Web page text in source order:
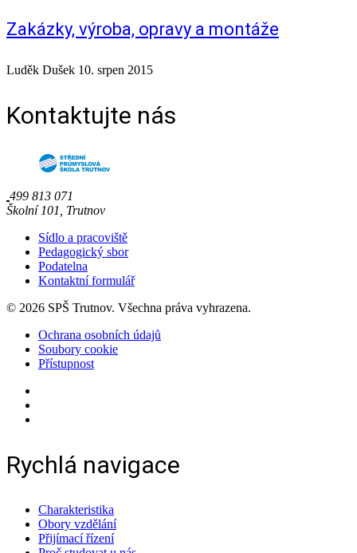
Zakázky, výroba, opravy a montáže
Luděk Dušek 10. srpen 2015
Kontaktujte nás
499 813 071
Školní 101, Trutnov
Sídlo a pracoviště
Pedagogický sbor
Podatelna
Kontaktní formulář
© 2026 SPŠ Trutnov. Všechna práva vyhrazena.
Ochrana osobních údajů
Soubory cookie
Přístupnost
Rychlá navigace
Charakteristika
Obory vzdělání
Přijímací řízení